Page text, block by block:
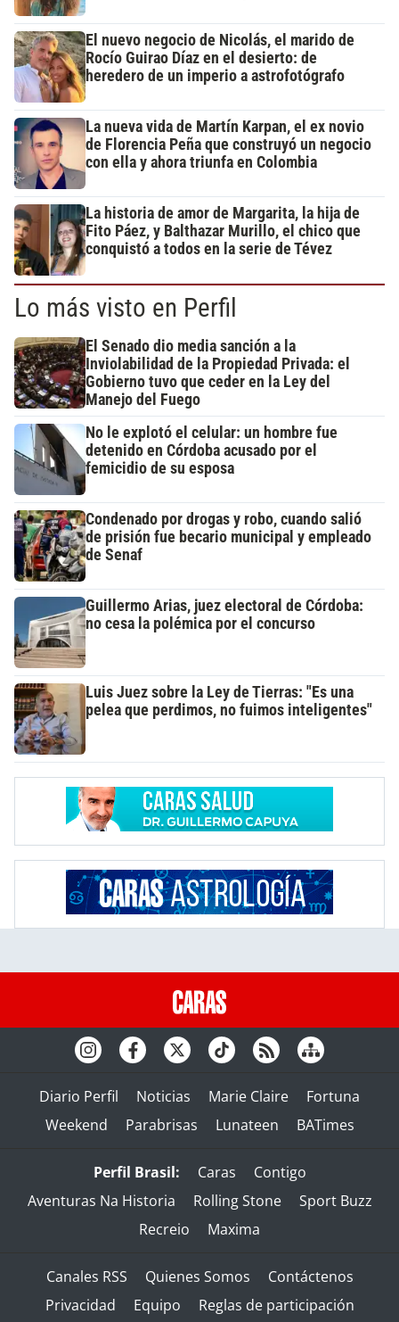
El nuevo negocio de Nicolás, el marido de
Rocío Guirao Díaz en el desierto: de
heredero de un imperio a astrofotógrafo
La nueva vida de Martín Karpan, el ex novio
de Florencia Peña que construyó un negocio
con ella y ahora triunfa en Colombia
La historia de amor de Margarita, la hija de
Fito Páez, y Balthazar Murillo, el chico que
conquistó a todos en la serie de Tévez
Lo más visto en Perfil
El Senado dio media sanción a la
Inviolabilidad de la Propiedad Privada: el
Gobierno tuvo que ceder en la Ley del
Manejo del Fuego
No le explotó el celular: un hombre fue
detenido en Córdoba acusado por el
femicidio de su esposa
Condenado por drogas y robo, cuando salió
de prisión fue becario municipal y empleado
de Senaf
Guillermo Arias, juez electoral de Córdoba:
no cesa la polémica por el concurso
Luis Juez sobre la Ley de Tierras: "Es una
pelea que perdimos, no fuimos inteligentes"
Diario Perfil Noticias Marie Claire
Fortuna
Weekend
Parabrisas Lunateen BATimes
Perfil Brasil: Caras
Contigo
Aventuras Na Historia
Rolling Stone
Sport Buzz
Recreio
Maxima
Canales RSS Quienes Somos
Contáctenos
Privacidad
Equipo Reglas de participación